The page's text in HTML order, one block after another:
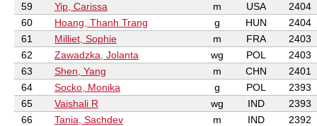
59
Yip, Carissa m USA
2404
60
Hoang, Thanh Trang g HUN
2404
61
Milliet, Sophie m FRA
2403
62
Zawadzka, Jolanta wg POL
2403
63
Shen, Yang m CHN
2401
64
Socko, Monika g POL
2393
65
Vaishali R wg IND
2393
66
Tania, Sachdev m IND
2392